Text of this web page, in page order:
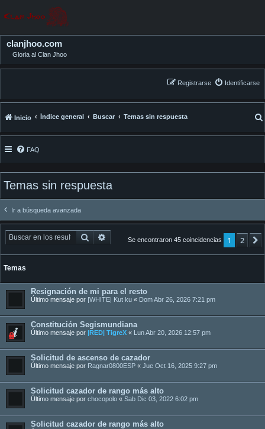
clanjhoo.com
Gloria al Clan Jhoo
Identificarse
Registrarse
Inicio Índice general Buscar Temas sin respuesta
FAQ
Temas sin respuesta
Ir a búsqueda avanzada
Buscar Búsqueda avanzada
Se encontraron 45 coincidencias 1 2
Temas
Resignación de mi para el resto
Último mensaje por |WHITE| Kut ku « Dom Abr 26, 2026 7:21 pm
Constitución Segismundiana
Último mensaje por |RED| TigreX « Lun Abr 20, 2026 12:57 pm
Solicitud de ascenso de cazador
Último mensaje por Ragnar0800ESP « Jue Oct 16, 2025 9:27 pm
Solicitud cazador de rango más alto
Último mensaje por chocopolo « Sab Dic 03, 2022 6:02 pm
Solicitud cazador de rango más alto